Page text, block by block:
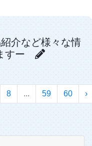
介など様々な情
すー
8 ... 59 60 ›